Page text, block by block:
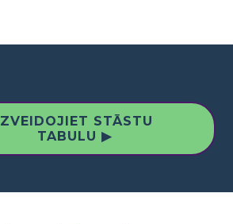
IZVEIDOJIET STĀSTU
TABULU ▶